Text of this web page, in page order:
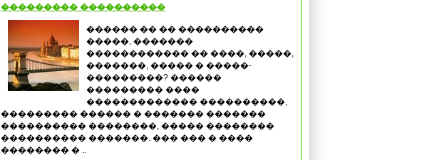
��������� ����������
������ �� �� ����������
�����, �������
������������ �� ����, �����,
�������, ����� � �����-
���������? ������
��������� ����
������������� ����������,
��������� ������ � ������� �������
���������� ��������, ����� ��������
���������� �������. ��� ��� � ����
�������� � ..